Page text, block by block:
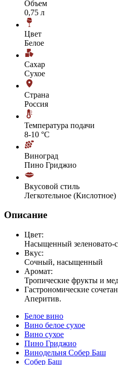
Объем
0,75 л
Цвет
Белое
Сахар
Сухое
Страна
Россия
Температура подачи
8-10 °С
Виноград
Пино Гриджио
Вкусовой стиль
Легкотельное (Кислотное)
Описание
Цвет:
Насыщенный зеленовато-
Вкус:
Сочный, насыщенный
Аромат:
Тропические фрукты и
Гастрономические
Аперитив.
Белое вино
Вино белое сухое
Вино сухое
Пино Гриджио
Винодельня Собер Баш
Собер Баш